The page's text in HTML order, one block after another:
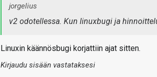
jorgelius
v2 odotellessa. Kun linuxbugi ja
Linuxin käännösbugi korjattiin ajat sitten.
Kirjaudu sisään vastataksesi